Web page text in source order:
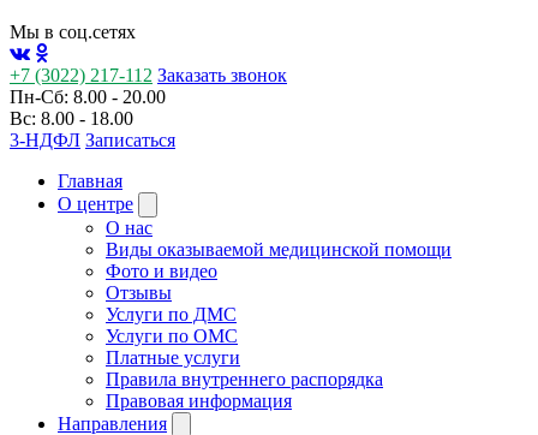
Мы в соц.сетях
+7 (3022) 217-112 Заказать звонок
Пн-Сб: 8.00 - 20.00
Вс: 8.00 - 18.00
3-НДФЛ Записаться
Главная
О центре
О нас
Виды оказываемой медицинской помощи
Фото и видео
Отзывы
Услуги по ДМС
Услуги по ОМС
Платные услуги
Правила внутреннего распорядка
Правовая информация
Направления